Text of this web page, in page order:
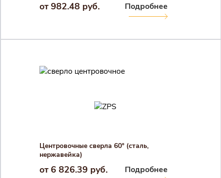
от 982.48 руб. Подробнее
Центровочные сверла 60° (сталь,
нержавейка)
от 6 826.39 руб. Подробнее
Авторизация
Войти в личный кабинет
Авторизация
Пароль